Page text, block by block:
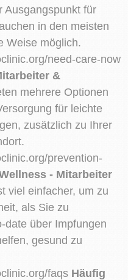
Ausgangspunkt für
in den meisten
Weise möglich.
need-care-now
&
mehrere Optionen
für leichte
zusätzlich zu Ihrer
prevention-
- Mitarbeiter
viel einfacher, um zu
als Sie zu
date über Impfungen
gesund zu
faqs Häufig